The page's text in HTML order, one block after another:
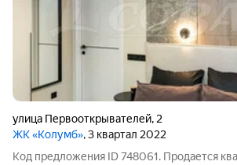
улица Первооткрывателей, 2
ЖК «Колумб», 3 квартал 2022
Код предложения ID 748061. Продается